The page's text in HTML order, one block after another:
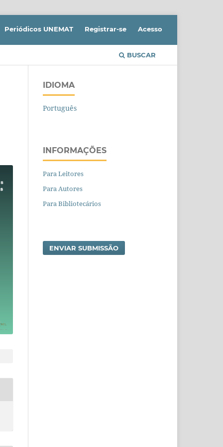
BUSCAR
Periódicos UNEMAT Registrar-se Acesso
IDIOMA
Português
INFORMAÇÕES
Para Leitores
Para Autores
Para Bibliotecários
ENVIAR SUBMISSÃO